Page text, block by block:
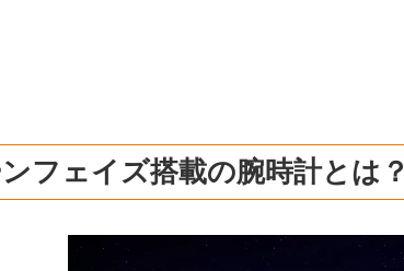
フェイズ搭載の腕時計とは？